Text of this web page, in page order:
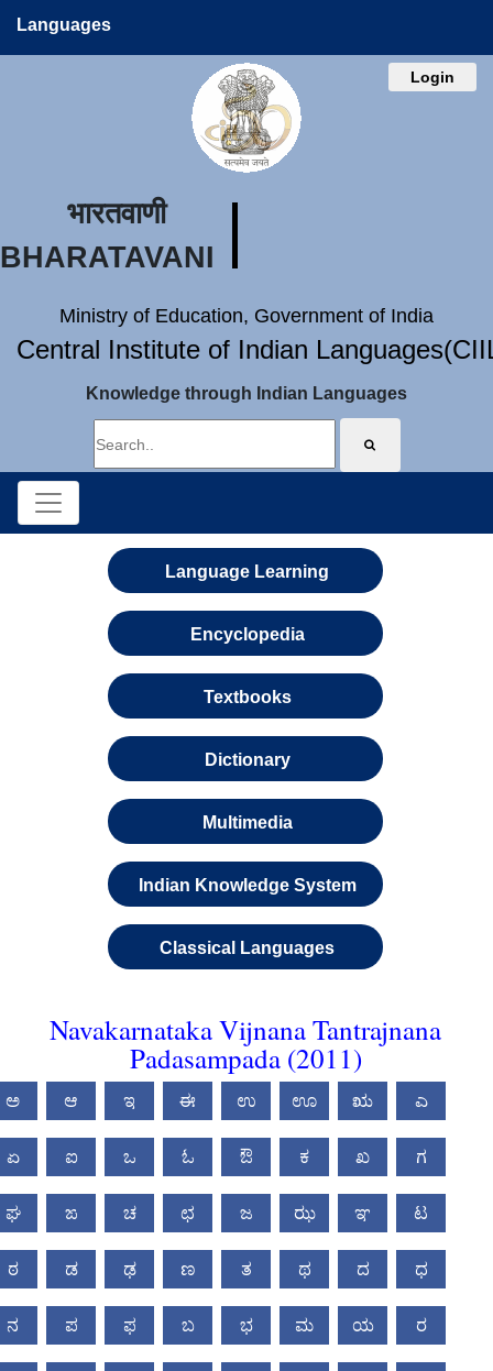
Languages
Login
भारतवाणी
BHARATAVANI
Ministry of Education, Government of India
Central Institute of Indian
Knowledge through Indian Languages
Language Learning
Encyclopedia
Textbooks
Dictionary
Multimedia
Indian Knowledge System
Classical Languages
Navakarnataka Vijnana Tantrajnana
Padasampada (2011)
ಅ ಆ ಇ ಈ ಉ ಊ ಋ ಎ
ಏ ಐ ಒ ಓ ಔ ಕ ಖ ಗ
ಘ ಙ ಚ ಛ ಜ ಝ ಞ ಟ
ಠ ಡ ಢ ಣ ತ ಥ ದ ಧ
ನ ಪ ಫ ಬ ಭ ಮ ಯ ರ